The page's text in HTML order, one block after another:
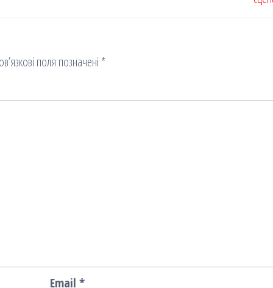
поля позначені *
Email *